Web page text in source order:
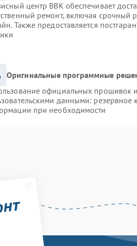
центр BBK обеспечивает
ремонт, включая срочный
Также предоставляется
Оригинальные программные
официальных прошивок
данными: резервное
при необходимости